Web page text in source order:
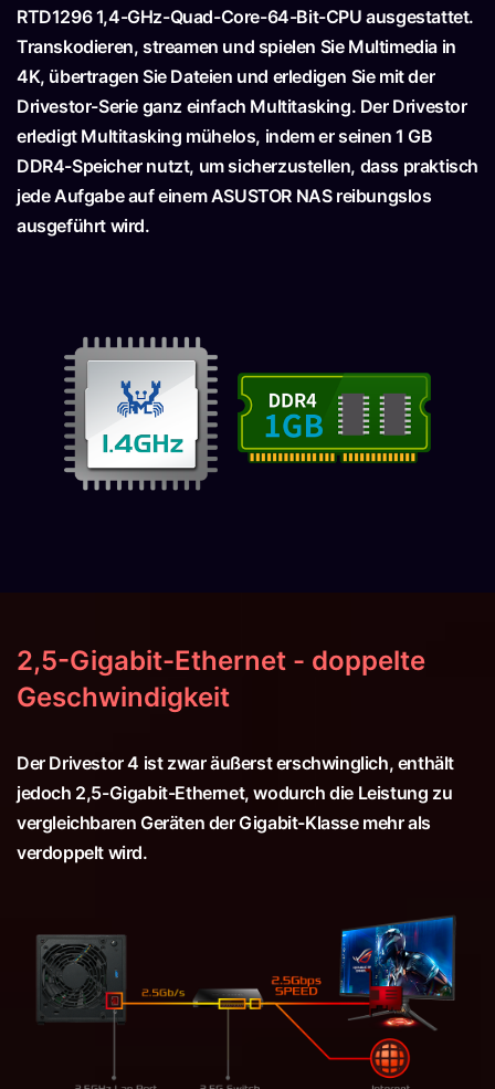
RTD1296 1,4-GHz-Quad-Core-64-Bit-CPU ausgestattet.
Transkodieren, streamen und spielen Sie Multimedia in
4K, übertragen Sie Dateien und erledigen Sie mit der
Drivestor-Serie ganz einfach Multitasking. Der Drivestor
erledigt Multitasking mühelos, indem er seinen 1 GB
DDR4-Speicher nutzt, um sicherzustellen, dass praktisch
jede Aufgabe auf einem ASUSTOR NAS reibungslos
ausgeführt wird.
2,5-Gigabit-Ethernet - doppelte
Geschwindigkeit
Der Drivestor 4 ist zwar äußerst erschwinglich, enthält
jedoch 2,5-Gigabit-Ethernet, wodurch die Leistung zu
vergleichbaren Geräten der Gigabit-Klasse mehr als
verdoppelt wird.